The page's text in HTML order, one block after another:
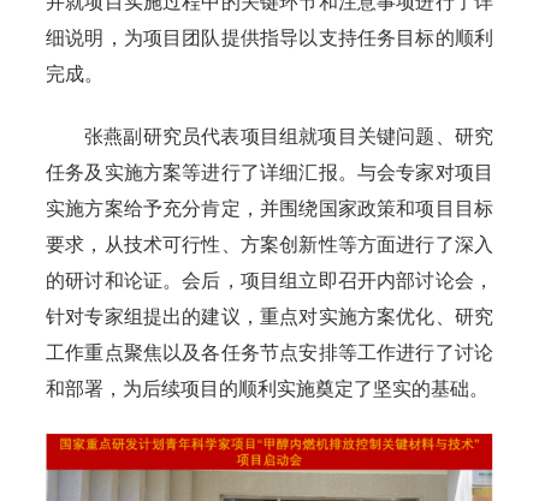
细说明，为项目团队提供指导以支持任务目标的顺利
完成。
张燕副研究员代表项目组就项目关键问题、研究
任务及实施方案等进行了详细汇报。与会专家对项目
实施方案给予充分肯定，并围绕国家政策和项目目标
要求，从技术可行性、方案创新性等方面进行了深入
的研讨和论证。会后，项目组立即召开内部讨论会，
针对专家组提出的建议，重点对实施方案优化、研究
工作重点聚焦以及各任务节点安排等工作进行了讨论
和部署，为后续项目的顺利实施奠定了坚实的基础。